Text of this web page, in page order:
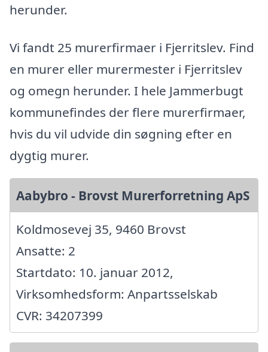
herunder.
Vi fandt 25 murerfirmaer i Fjerritslev. Find
en murer eller murermester i Fjerritslev
og omegn herunder. I hele Jammerbugt
kommunefindes der flere murerfirmaer,
hvis du vil udvide din søgning efter en
dygtig murer.
Aabybro - Brovst Murerforretning ApS
Koldmosevej 35, 9460 Brovst
Ansatte: 2
Startdato: 10. januar 2012,
Virksomhedsform: Anpartsselskab
CVR: 34207399